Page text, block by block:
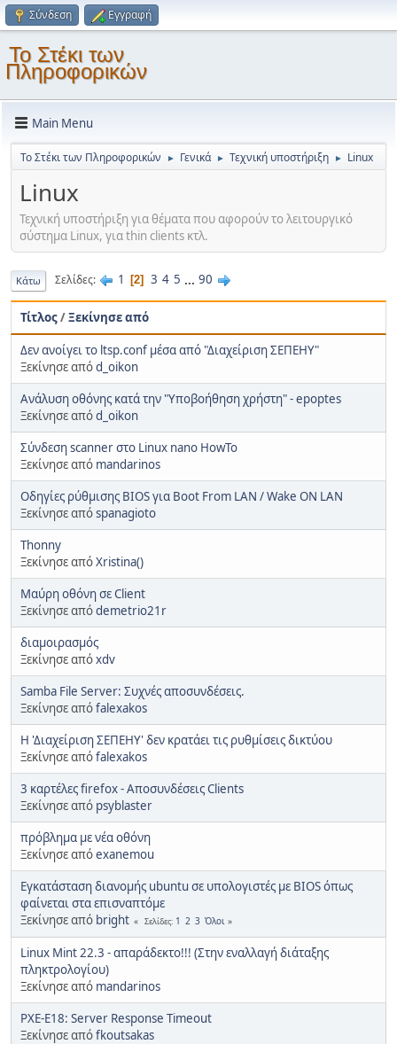
Σύνδεση Εγγραφή
Το Στέκι των
Πληροφορικών
Main Menu
Το Στέκι των Πληροφορικών ► Γενικά ► Τεχνική υποστήριξη ► Linux
Linux
Τεχνική υποστήριξη για θέματα που αφορούν το λειτουργικό
σύστημα Linux, για thin clients κτλ.
Κάτω Σελίδες 1 2 3 4 5 ... 90
Τίτλος/Ξεκίνησε από
Δεν ανοίγει το ltsp.conf μέσα από "Διαχείριση ΣΕΠΕΗΥ"
Ξεκίνησε απόd_oikon
Ανάλυση οθόνης κατά την "Υποβοήθηση χρήστη" - epoptes
Ξεκίνησε απόd_oikon
Σύνδεση scanner στο Linux nano HowTo
Ξεκίνησε από mandarinos
Οδηγίες ρύθμισης BIOS για Boot From LAN / Wake ON LAN
Ξεκίνησε απόspanagioto
Thonny
Ξεκίνησε απόXristina()
Μαύρη οθόνη σε Client
Ξεκίνησε απόdemetrio21r
διαμοιρασμός
Ξεκίνησε απόxdv
Samba File Server: Συχνές αποσυνδέσεις.
Ξεκίνησε απόfalexakos
Η 'Διαχείριση ΣΕΠΕΗΥ' δεν κρατάει τις ρυθμίσεις δικτύου
Ξεκίνησε απόfalexakos
3 καρτέλες firefox - Αποσυνδέσεις Clients
Ξεκίνησε από psyblaster
πρόβλημα με νέα οθόνη
Ξεκίνησε απόexanemou
Εγκατάσταση διανομής ubuntu σε υπολογιστές με BIOS όπως
φαίνεται στα επισναπτόμε
Ξεκίνησε από bright Σελίδες 1 2 3 Όλοι
Linux Mint 22.3 - απαράδεκτο!!! (Στην εναλλαγή διάταξης
πληκτρολογίου)
Ξεκίνησε από mandarinos
PXE-E18: Server Response Timeout
Ξεκίνησε απόfkoutsakas